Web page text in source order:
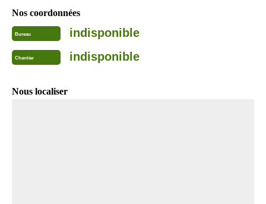
Nos coordonnées
Bureau indisponible
Chantier indisponible
Nous localiser